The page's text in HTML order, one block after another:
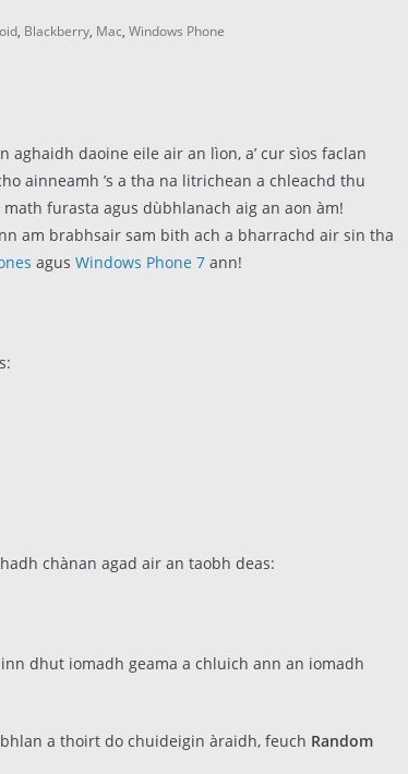
, Blackberry, Mac, Windows Phone
aghaidh daoine eile air an lìon, a’ cur sìos faclan
ainneamh ’s a tha na litrichean a chleachd thu
furasta agus dùbhlanach aig an aon àm!
am brabhsair sam bith ach a bharrachd air sin tha
agus Windows Phone 7 ann!
chànan agad air an taobh deas:
dhut iomadh geama a chluich ann an iomadh
a thoirt do chuideigin àraidh, feuch Random